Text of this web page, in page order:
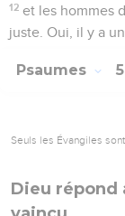
12 et les hommes
juste. Oui, il y a
Psaumes
Seuls les Évangiles
Dieu répond